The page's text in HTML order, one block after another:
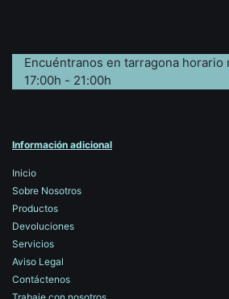
Encuéntranos en tarragona
17:00h - 21:00h
Información adicional
Inicio
Sobre Nosotros
Productos
Devoluciones
Servicios
Aviso Legal
Contáctenos